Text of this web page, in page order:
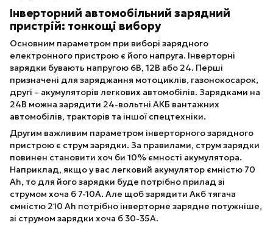
Інверторний автомобільний зарядний
пристрій: тонкощі вибору
Основним параметром при виборі зарядного
електронного пристрою є його напруга. Інверторні
зарядки бувають напругою 6В, 12В або 24. Перші
призначені для заряджання мотоциклів, газонокосарок,
другі – акумуляторів легкових автомобілів. Зарядками на
24В можна зарядити 24-вольтні АКБ вантажних
автомобілів, тракторів та іншої спецтехніки.
Другим важливим параметром інверторного зарядного
пристрою є струм зарядки. За правилами, струм зарядки
повинен становити хоч би 10% ємності акумулятора.
Наприклад, якщо у вас легковий акумулятор ємністю 70
Ah, то для його зарядки буде потрібно прилад зі
струмом хоча б 7-10А. Але щоб зарядити Акб тягача
ємністю 210 Ah потрібно інверторне зарядне потужніше,
зі струмом зарядки хоча б 30-35А.